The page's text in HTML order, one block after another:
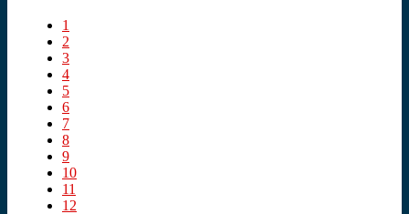
1
2
3
4
5
6
7
8
9
10
11
12